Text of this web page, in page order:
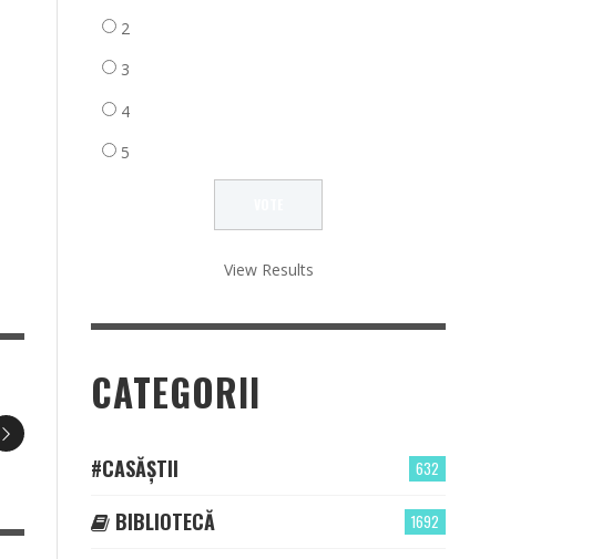
2
3
4
5
View Results
CATEGORII
632
#CASĂȘTII
1692
BIBLIOTECĂ